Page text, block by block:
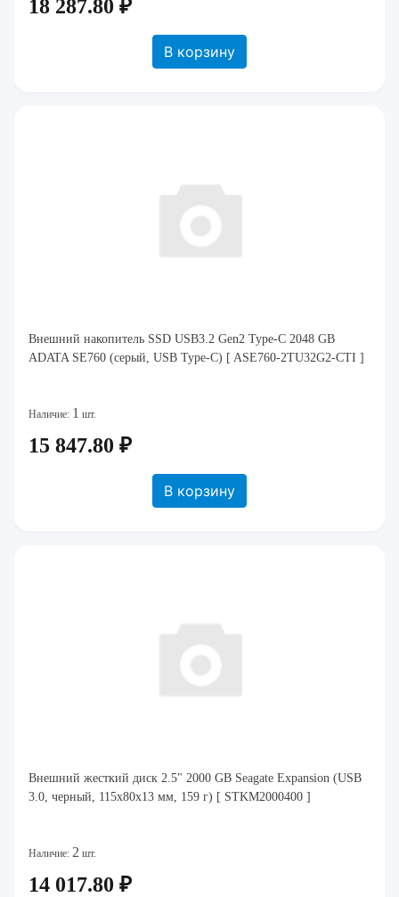
18 287.80 ₽
В корзину
Внешний накопитель SSD USB3.2 Gen2 Type-C 2048 GB
ADATA SE760 (серый, USB Type-C) [ ASE760-2TU32G2-CTI ]
Наличие: 1 шт.
15 847.80 ₽
В корзину
Внешний жесткий диск 2.5" 2000 GB Seagate Expansion (USB
3.0, черный, 115x80x13 мм, 159 г) [ STKM2000400 ]
Наличие: 2 шт.
14 017.80 ₽